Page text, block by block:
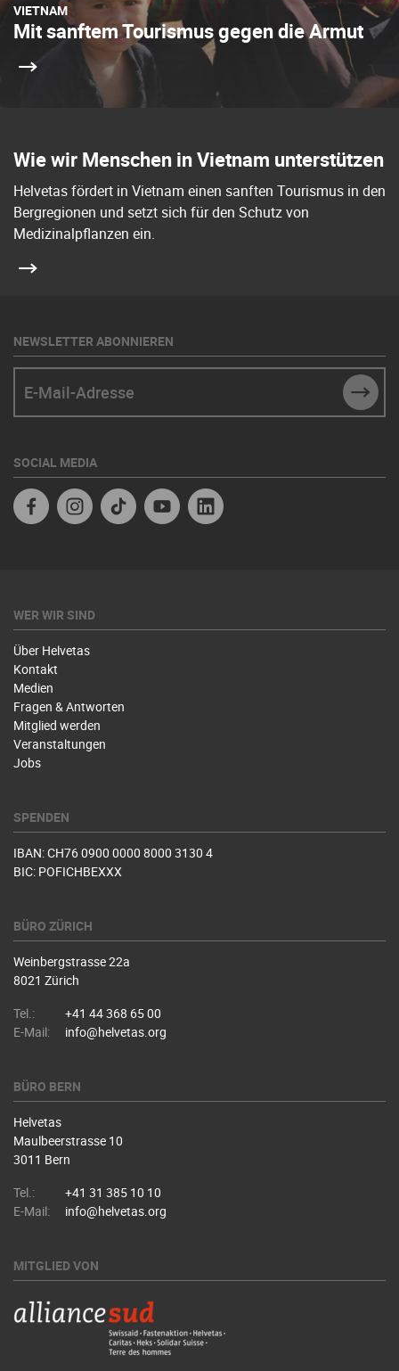
VIETNAM
Mit sanftem Tourismus gegen die Armut
Wie wir Menschen in Vietnam unterstützen
Helvetas fördert in Vietnam einen sanften Tourismus in den
Bergregionen und setzt sich für den Schutz von
Medizinalpflanzen ein.
NEWSLETTER ABONNIEREN
SOCIAL MEDIA
FacebookInstagramTikTok Youtube
WER WIR SIND
Über Helvetas
Kontakt
Medien
Fragen & Antworten
Mitglied werden
Veranstaltungen
Jobs
SPENDEN
IBAN: CH76 0900 0000 8000 3130 4
BIC: POFICHBEXXX
BÜRO ZÜRICH
Weinbergstrasse 22a
8021 Zürich
Tel.:
+41 44 368 65 00
E-Mail:
info@helvetas.org
BÜRO BERN
Helvetas
Maulbeerstrasse 10
3011 Bern
Tel.:
+41 31 385 10 10
E-Mail:
info@helvetas.org
MITGLIED VON